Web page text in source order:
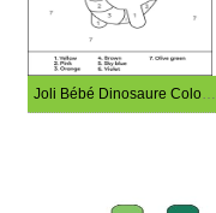
Joli Bébé Dinosaure Coloriage Magique